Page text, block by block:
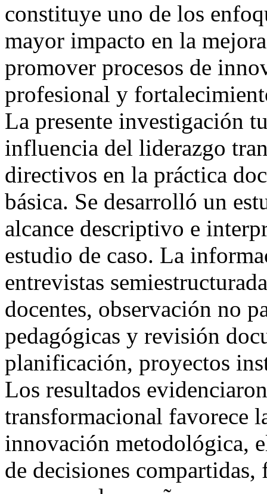
constituye uno de los
mayor impacto en la
promover procesos de
profesional y
La presente investigación
influencia del liderazgo
directivos en la práctica
básica. Se desarrolló un
alcance descriptivo e
estudio de caso. La
entrevistas
docentes, observación no
pedagógicas y revisión
planificación, proyectos
Los resultados
transformacional favorece
innovación metodológica,
de decisiones